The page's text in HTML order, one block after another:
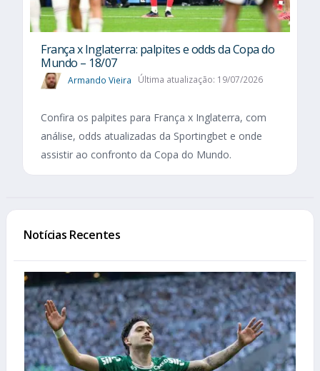
França x Inglaterra: palpites e odds da Copa do
Mundo – 18/07
Armando Vieira Última atualização: 19/07/2026
Confira os palpites para França x Inglaterra, com
análise, odds atualizadas da Sportingbet e onde
assistir ao confronto da Copa do Mundo.
Notícias Recentes